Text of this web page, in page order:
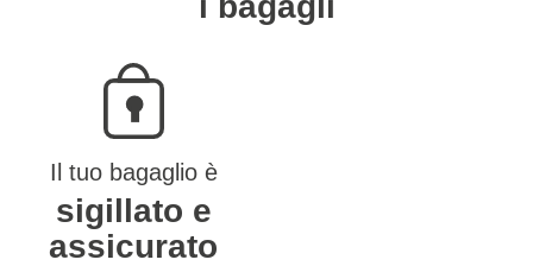
Il tuo bagaglio è
sigillato e
assicurato